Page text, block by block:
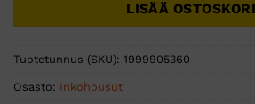
LISÄÄ
Tuotetunnus (SKU): 1999905360
Osasto: Inkohousut